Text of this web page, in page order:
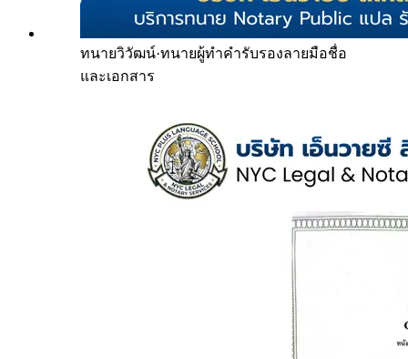
ทนายวิวัฒน์·ทนายผู้ทำคำรับรองลายมือชื่อ
และเอกสาร